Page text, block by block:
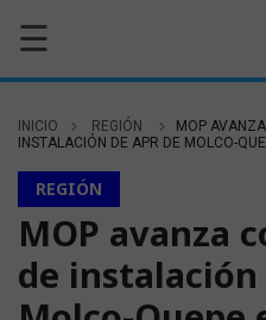
☰
INICIO REGIÓN
MOP
INSTALACIÓN DE APR DE MOLCO-
REGIÓN
MOP avanza
de instalación